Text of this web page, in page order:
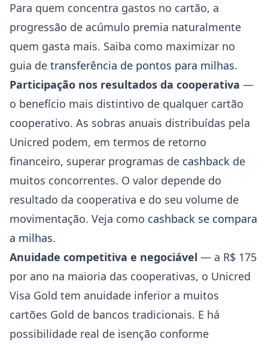
Para quem concentra gastos no cartão, a
progressão de acúmulo premia naturalmente
quem gasta mais. Saiba como maximizar no
guia de transferência de pontos para milhas.
Participação nos resultados da cooperativa —
o benefício mais distintivo de qualquer cartão
cooperativo. As sobras anuais distribuídas pela
Unicred podem, em termos de retorno
financeiro, superar programas de cashback de
muitos concorrentes. O valor depende do
resultado da cooperativa e do seu volume de
movimentação. Veja como cashback se compara
a milhas.
Anuidade competitiva e negociável — a R$ 175
por ano na maioria das cooperativas, o Unicred
Visa Gold tem anuidade inferior a muitos
cartões Gold de bancos tradicionais. E há
possibilidade real de isenção conforme